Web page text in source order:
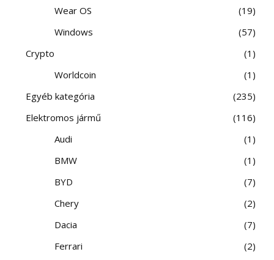
Wear OS
19
Windows
57
Crypto
1
Worldcoin
1
Egyéb kategória
235
Elektromos jármű
116
Audi
1
BMW
1
BYD
7
Chery
2
Dacia
7
Ferrari
2